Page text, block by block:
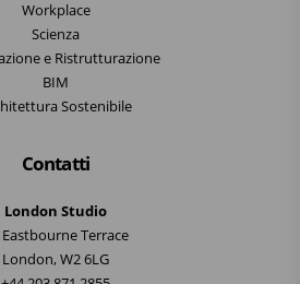
Workplace
Scienza
e Ristrutturazione
BIM
Sostenibile
Contatti
London Studio
Eastbourne Terrace
London, W2 6LG